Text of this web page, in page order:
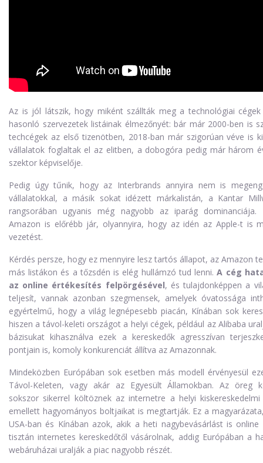
Az is jól látszik, hogy miként szállták meg a technológiai
hasonló szervezetek listáinak élmezőnyét: bár már 2000-ben is
techcégek az első tizenötben, 2018-ban már szigorúan véve is
vállalatok foglaltak el az elitben, a dobogóra pedig már három
szektor képviselője.
Pedig úgy tűnik, hogy az Interbrands annyira nem is
vállalatokkal, a másik sokat idézett márkalistán, a Kantar
rangsorában ugyanis még nagyobb az iparág
Amazon is előrébb jár, olyannyira, hogy az idén az Apple-t is
vezetést.
Kérdés persze, hogy ez mennyire lesz tartós állapot, az Amazon
más listákon és a tőzsdén is elég hullámzó tud lenni.A cég
az online értékesítés felpörgésével, és tulajdonképpen a
teljesít, vannak azonban szegmensek, amelyek óvatossága
egyértelmű, hogy a világ legnépesebb piacán, Kínában sok
hiszen a távol-keleti országot a helyi cégek, például az Alibaba
bázisukat kihasználva ezek a kereskedők agresszívan
pontjain is, komoly konkurenciát állítva az Amazonnak.
Mindeközben Európában sok esetben más modell érvényesül
Távol-Keleten, vagy akár az Egyesült Államokban. Az öreg
sokszor sikerrel költöznek az internetre a helyi
emellett hagyományos boltjaikat is megtartják. Ez a
USA-ban és Kínában azok, akik a heti nagybevásárlást is
tisztán internetes kereskedőtől vásárolnak, addig Európában a
webáruházai uralják a piac nagyobb részét.